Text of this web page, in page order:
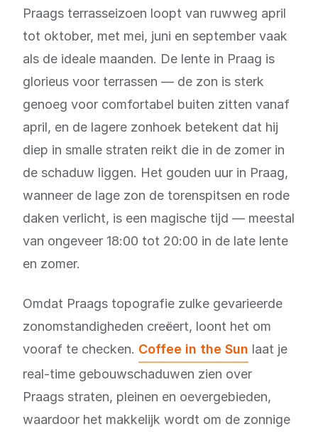
Praags terrasseizoen loopt van ruwweg april
tot oktober, met mei, juni en september vaak
als de ideale maanden. De lente in Praag is
glorieus voor terrassen — de zon is sterk
genoeg voor comfortabel buiten zitten vanaf
april, en de lagere zonhoek betekent dat hij
diep in smalle straten reikt die in de zomer in
de schaduw liggen. Het gouden uur in Praag,
wanneer de lage zon de torenspitsen en rode
daken verlicht, is een magische tijd — meestal
van ongeveer 18:00 tot 20:00 in de late lente
en zomer.
Omdat Praags topografie zulke gevarieerde
zonomstandigheden creëert, loont het om
vooraf te checken. Coffee in the Sun laat je
real-time gebouwschaduwen zien over
Praags straten, pleinen en oevergebieden,
waardoor het makkelijk wordt om de zonnige